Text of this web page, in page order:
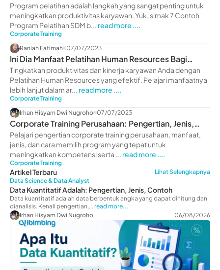
Program pelatihan adalah langkah yang sangat penting untuk
meningkatkan produktivitas karyawan. Yuk, simak 7 Contoh
Program Pelatihan SDM b... read more ....
Corporate Training
Raniah Fatimah 07/07/2023
Ini Dia Manfaat Pelatihan Human Resources Bagi
Perusahaan
Tingkatkan produktivitas dan kinerja karyawan Anda dengan
Pelatihan Human Resources yang efektif. Pelajari manfaatnya
lebih lanjut dalam ar... read more ....
Corporate Training
Irhan Hisyam Dwi Nugroho 07/07/2023
Corporate Training Perusahaan: Pengertian, Jenis,
Manfaat
Pelajari pengertian corporate training perusahaan, manfaat,
jenis, dan cara memilih program yang tepat untuk
meningkatkan kompetensi serta ... read more ....
Corporate Training
Artikel Terbaru
Lihat Selengkapnya
Data Science & Data Analyst
Data Kuantitatif Adalah: Pengertian, Jenis, Contoh
Data kuantitatif adalah data berbentuk angka yang dapat dihitung dan
dianalisis. Kenali pengertian,... read more...
Irhan Hisyam Dwi Nugroho
06/08/2026